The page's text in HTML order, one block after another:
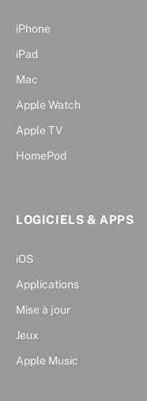
iPhone
iPad
Mac
Apple Watch
Apple TV
HomePod
LOGICIELS & APPS
iOS
Applications
Mise à jour
Jeux
Apple Music